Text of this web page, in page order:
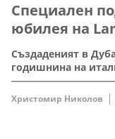
Специален
юбилея на
Създаденият в
годишнина на
Христомир Николов